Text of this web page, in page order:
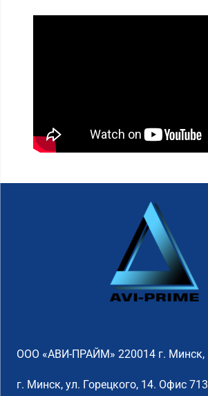
ООО «АВИ-ПРАЙМ» 220014 г. Минск,
г. Минск, ул. Горецкого, 14. Офис 713